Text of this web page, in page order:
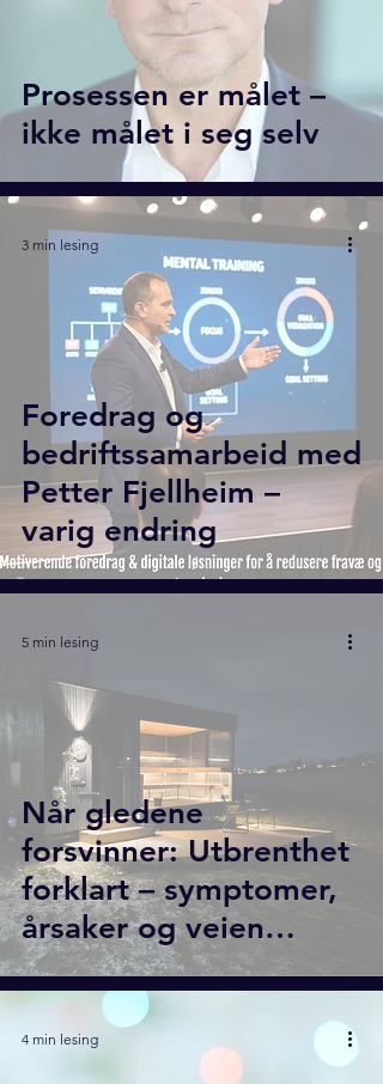
Prosessen er målet –
ikke målet i seg selv
Foredrag og
bedriftssamarbeid med
Petter Fjellheim –
varig endring
3 min lesing
Når gledene
forsvinner: Utbrenthet
forklart – symptomer,
årsaker og veien
tilbake
5 min lesing
4 min lesing